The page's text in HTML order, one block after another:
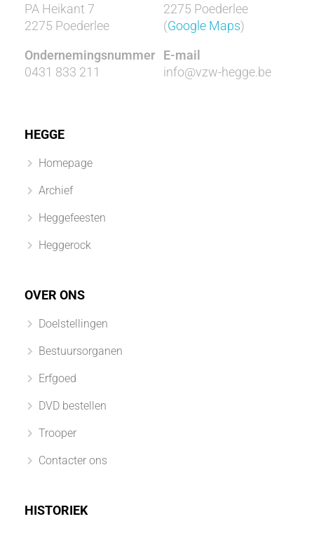
PA Heikant 7
2275 Poederlee
Ondernemingsnummer
0431 833 211
2275 Poederlee
(Google Maps)
E-mail
info@vzw-hegge.be
HEGGE
Homepage
Archief
Heggefeesten
Heggerock
OVER ONS
Doelstellingen
Bestuursorganen
Erfgoed
DVD bestellen
Trooper
Contacter ons
HISTORIEK